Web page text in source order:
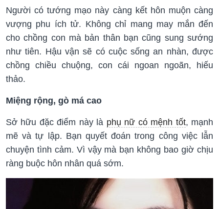
Người có tướng mạo này càng kết hôn muộn càng
vượng phu ích tử. Không chỉ mang may mắn đến
cho chồng con mà bản thân bạn cũng sung sướng
như tiên. Hậu vận sẽ có cuộc sống an nhàn, được
chồng chiều chuộng, con cái ngoan ngoãn, hiếu
thảo.
Miệng rộng, gò má cao
Sở hữu đặc điểm này là phụ nữ có mệnh tốt, mạnh
mẽ và tự lập. Bạn quyết đoán trong công việc lẫn
chuyện tình cảm. Vì vậy mà bạn không bao giờ chịu
ràng buộc hôn nhân quá sớm.